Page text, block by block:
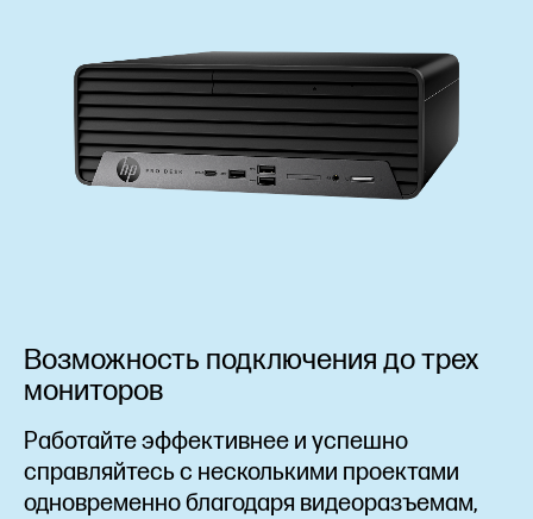
Возможность подключения до трех
мониторов
Работайте эффективнее и успешно
справляйтесь с несколькими проектами
одновременно благодаря видеоразъемам,